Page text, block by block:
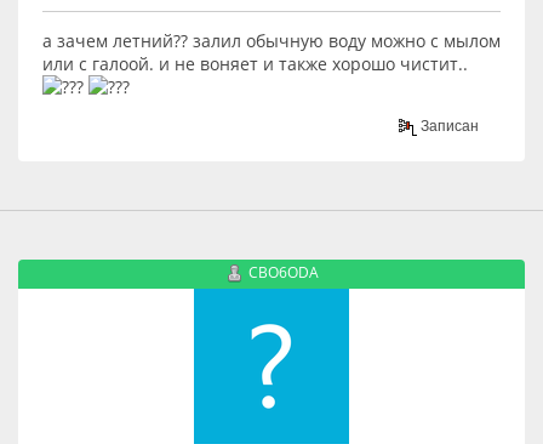
а зачем летний?? залил обычную воду можно с мылом
или с галоой. и не воняет и также хорошо чистит..
Записан
CBO6ODA